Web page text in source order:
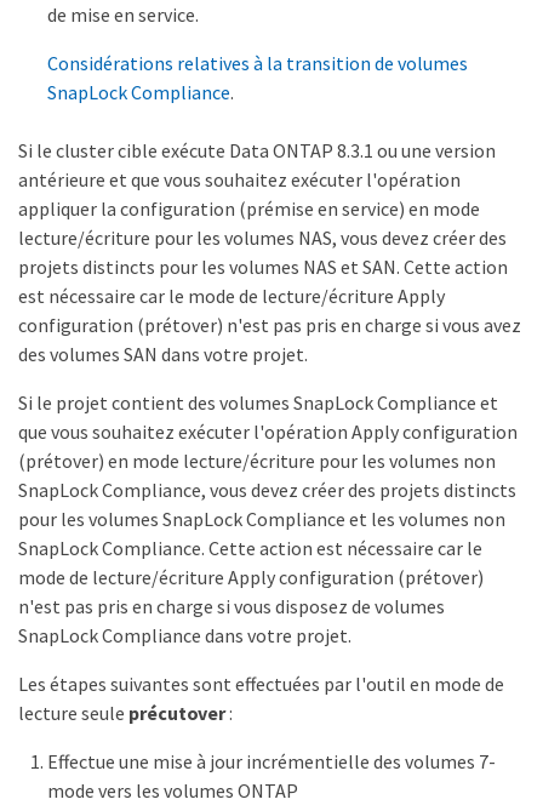
de mise en service.
Considérations relatives à la transition de volumes
SnapLock Compliance.
Si le cluster cible exécute Data ONTAP 8.3.1 ou une version
antérieure et que vous souhaitez exécuter l'opération
appliquer la configuration (prémise en service) en mode
lecture/écriture pour les volumes NAS, vous devez créer des
projets distincts pour les volumes NAS et SAN. Cette action
est nécessaire car le mode de lecture/écriture Apply
configuration (prétover) n'est pas pris en charge si vous avez
des volumes SAN dans votre projet.
Si le projet contient des volumes SnapLock Compliance et
que vous souhaitez exécuter l'opération Apply configuration
(prétover) en mode lecture/écriture pour les volumes non
SnapLock Compliance, vous devez créer des projets distincts
pour les volumes SnapLock Compliance et les volumes non
SnapLock Compliance. Cette action est nécessaire car le
mode de lecture/écriture Apply configuration (prétover)
n'est pas pris en charge si vous disposez de volumes
SnapLock Compliance dans votre projet.
Les étapes suivantes sont effectuées par l'outil en mode de
lecture seule précutover:
Effectue une mise à jour incrémentielle des volumes 7-
mode vers les volumes ONTAP